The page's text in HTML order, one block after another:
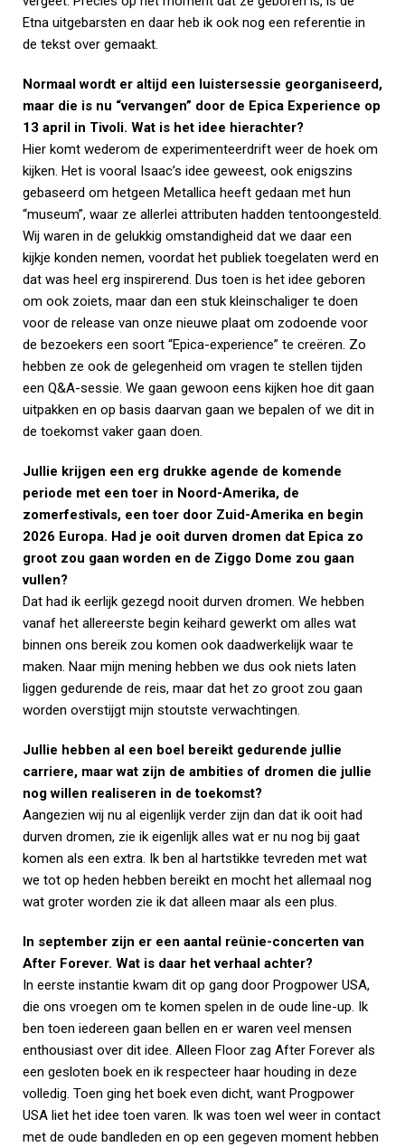
Etna uitgebarsten en daar heb ik ook nog een referentie in
de tekst over gemaakt.
Normaal wordt er altijd een luistersessie georganiseerd,
maar die is nu “vervangen” door de Epica Experience op
13 april in Tivoli. Wat is het idee hierachter?
Hier komt wederom de experimenteerdrift weer de hoek om
kijken. Het is vooral Isaac’s idee geweest, ook enigszins
gebaseerd om hetgeen Metallica heeft gedaan met hun
“museum”, waar ze allerlei attributen hadden tentoongesteld.
Wij waren in de gelukkig omstandigheid dat we daar een
kijkje konden nemen, voordat het publiek toegelaten werd en
dat was heel erg inspirerend. Dus toen is het idee geboren
om ook zoiets, maar dan een stuk kleinschaliger te doen
voor de release van onze nieuwe plaat om zodoende voor
de bezoekers een soort “Epica-experience” te creëren. Zo
hebben ze ook de gelegenheid om vragen te stellen tijden
een Q&A-sessie. We gaan gewoon eens kijken hoe dit gaan
uitpakken en op basis daarvan gaan we bepalen of we dit in
de toekomst vaker gaan doen.
Jullie krijgen een erg drukke agende de komende
periode met een toer in Noord-Amerika, de
zomerfestivals, een toer door Zuid-Amerika en begin
2026 Europa. Had je ooit durven dromen dat Epica zo
groot zou gaan worden en de Ziggo Dome zou gaan
vullen?
Dat had ik eerlijk gezegd nooit durven dromen. We hebben
vanaf het allereerste begin keihard gewerkt om alles wat
binnen ons bereik zou komen ook daadwerkelijk waar te
maken. Naar mijn mening hebben we dus ook niets laten
liggen gedurende de reis, maar dat het zo groot zou gaan
worden overstijgt mijn stoutste verwachtingen.
Jullie hebben al een boel bereikt gedurende jullie
carriere, maar wat zijn de ambities of dromen die jullie
nog willen realiseren in de toekomst?
Aangezien wij nu al eigenlijk verder zijn dan dat ik ooit had
durven dromen, zie ik eigenlijk alles wat er nu nog bij gaat
komen als een extra. Ik ben al hartstikke tevreden met wat
we tot op heden hebben bereikt en mocht het allemaal nog
wat groter worden zie ik dat alleen maar als een plus.
In september zijn er een aantal reünie-concerten van
After Forever. Wat is daar het verhaal achter?
In eerste instantie kwam dit op gang door Progpower USA,
die ons vroegen om te komen spelen in de oude line-up. Ik
ben toen iedereen gaan bellen en er waren veel mensen
enthousiast over dit idee. Alleen Floor zag After Forever als
een gesloten boek en ik respecteer haar houding in deze
volledig. Toen ging het boek even dicht, want Progpower
USA liet het idee toen varen. Ik was toen wel weer in contact
met de oude bandleden en op een gegeven moment hebben